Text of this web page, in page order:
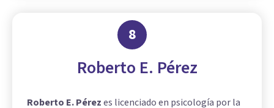
8
Roberto E. Pérez
Roberto E. Pérezes licenciado en psicología por la